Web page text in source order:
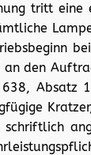
tritt
den
Absatz